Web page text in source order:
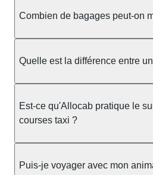
Combien de bagages peut-on
taxi berline accueille en général
ou nombreux, précisez-le dans
au chauffeur" lors de la
pas impacté par le nombre de
Quelle est la différence entre
prendre en charge directement
station ou sur réservation, avec
réservation et propose un prix
l'avance. Chez Allocab,
Est-ce qu'Allocab pratique le
courses taxi ?
réglementation préfectorale et
Puis-je voyager avec mon